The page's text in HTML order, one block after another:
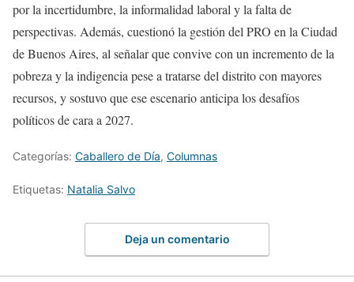
por la incertidumbre, la informalidad laboral y la falta de
perspectivas. Además, cuestionó la gestión del PRO en la Ciudad
de Buenos Aires, al señalar que convive con un incremento de la
pobreza y la indigencia pese a tratarse del distrito con mayores
recursos, y sostuvo que ese escenario anticipa los desafíos
políticos de cara a 2027.
Categorías: Caballero de Día, Columnas
Etiquetas: Natalia Salvo
Deja un comentario